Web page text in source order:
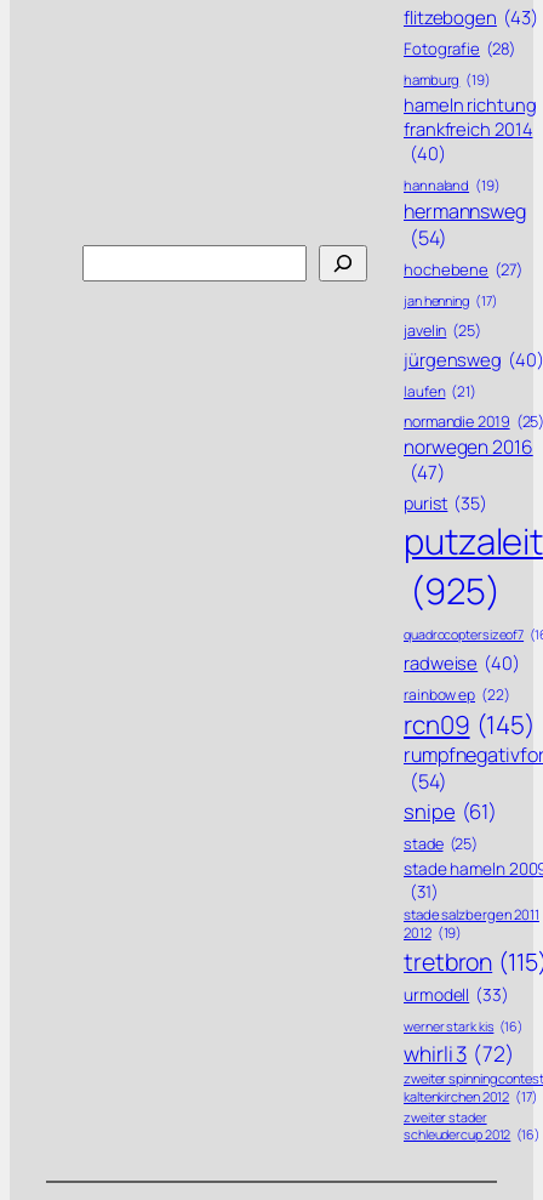
flitzebogen (43)
Fotografie (28)
hamburg (19)
hameln richtung
frankfreich 2014
(40)
hannaland (19)
hermannsweg
(54)
hochebene (27)
jan henning (17)
javelin (25)
jürgensweg (40)
laufen (21)
normandie 2019
norwegen 2016
(47)
purist (35)
putzaleit
(925)
quadrocoptersizeof7
radweise (40)
rainbow ep (22)
rcn09 (145)
(54)
snipe (61)
stade (25)
stade hameln
(31)
stade salzbergen 2011
2012 (19)
tretbron
urmodell (33)
werner stark kis (16)
whirli 3 (72)
zweiter spinning contest
kaltenkirchen 2012 (17)
zweiter stader
schleudercup 2012 (16)